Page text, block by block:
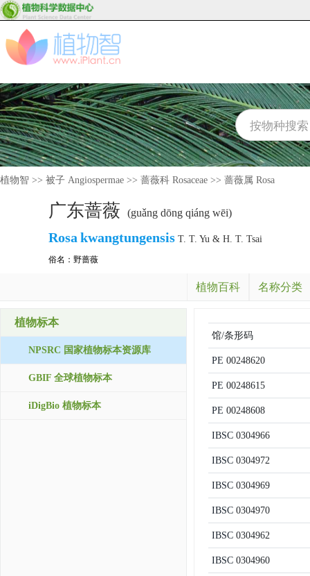
植物智 >> 被子 Angiospermae >> 蔷薇科 Rosaceae >> 蔷薇属 Rosa
广东蔷薇 (guǎng dōng qiáng wēi)
Rosa kwangtungensis T. T. Yu & H. T. Tsai
俗名： 野蔷薇
植物百科 名称分类
植物标本
NPSRC 国家植物标本资源库
GBIF 全球植物标本
iDigBio 植物标本
馆/条形码
PE 00248620
PE 00248615
PE 00248608
IBSC 0304966
IBSC 0304972
IBSC 0304969
IBSC 0304970
IBSC 0304962
IBSC 0304960